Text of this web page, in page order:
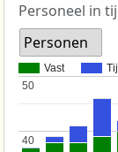
Personeel in
Personen
Vast
40
40
50
50